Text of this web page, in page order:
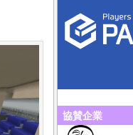
協賛企業